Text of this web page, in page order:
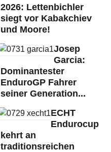
2026: Lettenbichler
siegt vor Kabakchiev
und Moore!
Josep
Garcia:
Dominantester
EnduroGP Fahrer
seiner Generation...
ECHT
Endurocup
kehrt an
traditionsreichen